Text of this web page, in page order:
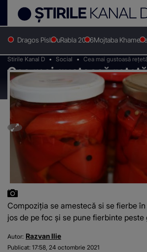
Dragos PislaruRabla 2026Mojtaba
Stirile Kanal D Social Cea mai gustoasă
Cea mai gustoasă
gogoșari murați
Compoziția se amestecă si se fierbe
jos de pe foc și se pune fierbinte
Autor: Razvan Ilie
Publicat: 17:58, 24 octombrie 2021